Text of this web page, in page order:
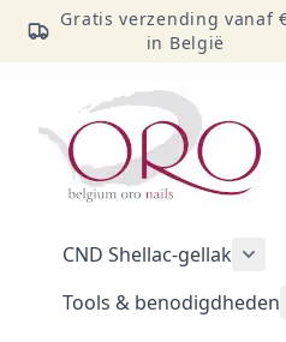
Gratis verzending vanaf
in België
Ga naar inhoud
CND Shellac-gellak
Tools & benodigdheden